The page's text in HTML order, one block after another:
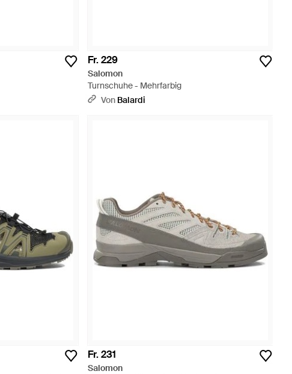
Fr. 229
Salomon
Turnschuhe - Mehrfarbig
Von Balardi
Fr. 231
Salomon